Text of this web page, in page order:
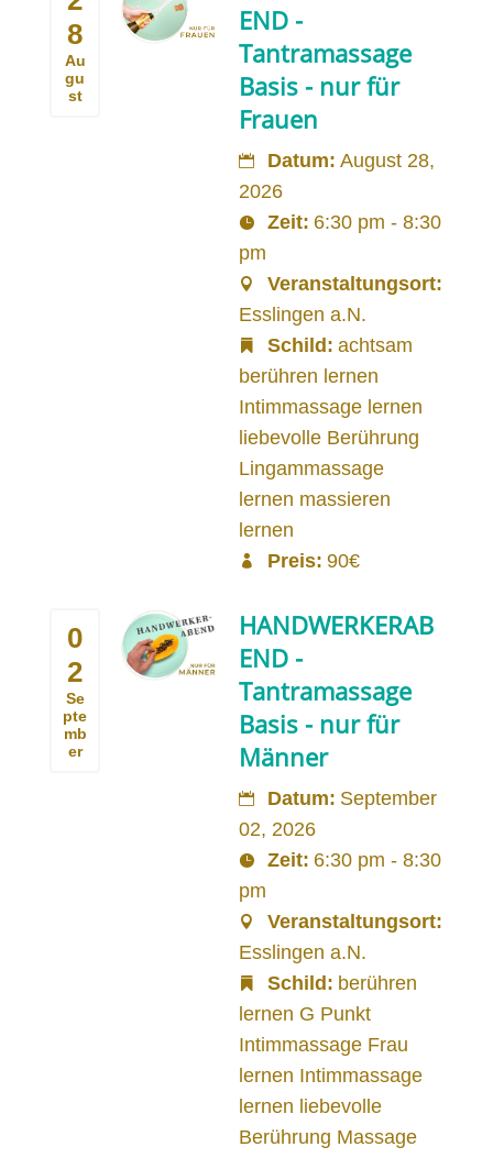
8
Au
gu
st
END -
Tantramassage
Basis - nur für
Frauen
Datum: August 28,
2026
Zeit: 6:30 pm - 8:30
pm
Veranstaltungsort:
Esslingen a.N.
Schild: achtsam
berühren lernen
Intimmassage lernen
liebevolle Berührung
Lingammassage
lernen massieren
lernen
Preis: 90€
0
2
Se
pte
mb
er
HANDWERKERAB
END -
Tantramassage
Basis - nur für
Männer
Datum: September
02, 2026
Zeit: 6:30 pm - 8:30
pm
Veranstaltungsort:
Esslingen a.N.
Schild: berühren
lernen G Punkt
Intimmassage Frau
lernen Intimmassage
lernen liebevolle
Berührung Massage